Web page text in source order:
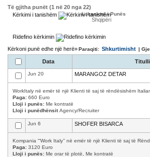
Të gjitha punët (1 në 20 nga 22)
Kërkimi i tanishëm
Lokacioni i Punës
Shqipëri
Ridefino kërkimin
Kërkoni punë edhe një herë»Paraqiti: Shkurtimisht |
Data Titulli
Jun 20 MARANGOZ DETAR
WorkItaly në emër të një Klienti të saj të rëndësishëm
Paga: 660 Euro
Lloji i punës: Me kontratë
Lloji i punëdhënsitAgency/Recruiter
Jun 6 SHOFER BISARCA
Kompania “‘Work Italy’’ në emër të një Klienti të saj të
Paga: 3120 Euro
Lloji i punës: Me orar të plotë, Me kontratë